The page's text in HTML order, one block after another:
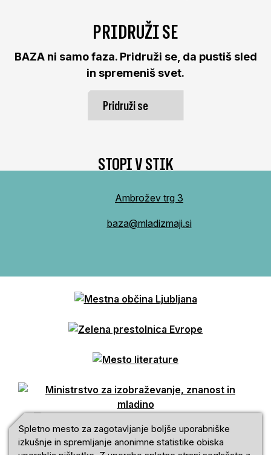
PRIDRUŽI SE
BAZA ni samo faza. Pridruži se, da pustiš sled
in spremeniš svet.
Pridruži se
STOPI V STIK
Ambrožev trg 3
baza@mladizmaji.si
Spletno mesto za zagotavljanje boljše uporabniške
izkušnje in spremljanje anonimne statistike obiska